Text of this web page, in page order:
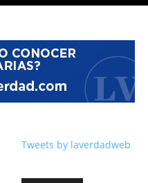
Tweets by laverdadweb